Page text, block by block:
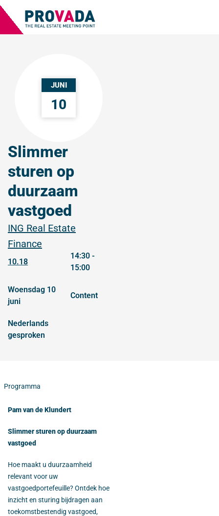
JUNI
10
Slimmer
sturen op
duurzaam
vastgoed
ING Real Estate
Finance
10.18
14:30 -
15:00
woensdag 10
juni
content
Nederlands
gesproken
Programma
Pam van de Klundert
Slimmer sturen op duurzaam
vastgoed
Hoe maakt u duurzaamheid
relevant voor uw
vastgoedportefeuille? Ontdek hoe
inzicht en sturing bijdragen aan
toekomstbestendig vastgoed,